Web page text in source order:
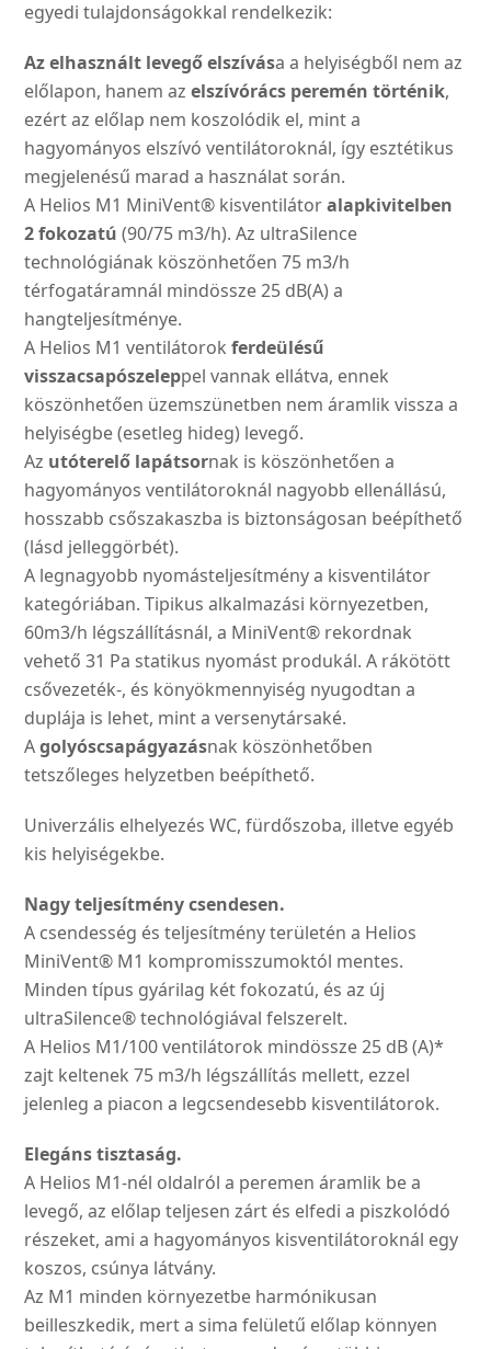
egyedi tulajdonságokkal rendelkezik:
Az elhasznált levegő elszívása a helyiségből nem az
előlapon, hanem azelszívórács peremén történik,
ezért az előlap nem koszolódik el, mint a
hagyományos elszívó ventilátoroknál, így esztétikus
megjelenésű marad a használat során.
A Helios M1 MiniVent® kisventilátoralapkivitelben
2 fokozatú (90/75 m3/h). Az ultraSilence
technológiának köszönhetően 75 m3/h
térfogatáramnál mindössze 25 dB(A) a
hangteljesítménye.
A Helios M1 ventilátorokferdeülésű
visszacsapószeleppel vannak ellátva, ennek
köszönhetően üzemszünetben nem áramlik vissza a
helyiségbe (esetleg hideg) levegő.
Az utóterelő lapátsornak is köszönhetően a
hagyományos ventilátoroknál nagyobb ellenállású,
hosszabb csőszakaszba is biztonságosan beépíthető
(lásd jelleggörbét).
A legnagyobb nyomásteljesítmény a kisventilátor
kategóriában. Tipikus alkalmazási környezetben,
60m3/h légszállításnál, a MiniVent® rekordnak
vehető 31 Pa statikus nyomást produkál. A rákötött
csővezeték-, és könyökmennyiség nyugodtan a
duplája is lehet, mint a versenytársaké.
Agolyóscsapágyazásnak köszönhetőben
tetszőleges helyzetben beépíthető.
Univerzális elhelyezés WC, fürdőszoba, illetve egyéb
kis helyiségekbe.
Nagy teljesítmény csendesen.
A csendesség és teljesítmény területén a Helios
MiniVent® M1 kompromisszumoktól mentes.
Minden típus gyárilag két fokozatú, és az új
ultraSilence® technológiával felszerelt.
A Helios M1/100 ventilátorok mindössze 25 dB (A)*
zajt keltenek 75 m3/h légszállítás mellett, ezzel
jelenleg a piacon a legcsendesebb kisventilátorok.
Elegáns tisztaság.
A Helios M1-nél oldalról a peremen áramlik be a
levegő, az előlap teljesen zárt és elfedi a piszkolódó
részeket, ami a hagyományos kisventilátoroknál egy
koszos, csúnya látvány.
Az M1 minden környezetbe harmónikusan
beilleszkedik, mert a sima felületű előlap könnyen